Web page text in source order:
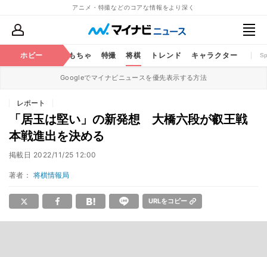
アニメ・特撮などのコアな情報をより深く
ホビー
コミック おもちゃ 特撮 将棋 トレンド キャラクター
Googleでマイナビニュースを優先表示する方法
レポート
「居玉は堅い」の新発想 大橋六段が叡王戦
本戦進出を決める
掲載日 2022/11/25 12:00
著者： 将棋情報局
URLをコピー